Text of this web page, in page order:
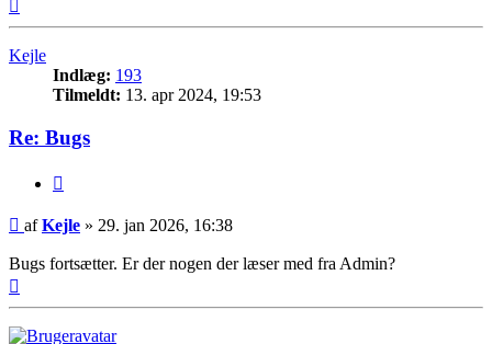
Kejle
Indlæg: 193
Tilmeldt: 13. apr 2024, 19:53
Re: Bugs
Indlæg
afKejle » 29. jan 2026, 16:38
Bugs fortsætter. Er der nogen der læser med fra Admin?